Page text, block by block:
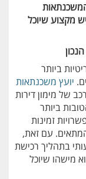
מקצוע שיוכל
ביותר
יועץ משכנתאות
של מימון דירות
ביותר
זמינות
עם זאת,
בתהליך רכישת
מישהו שיוכל